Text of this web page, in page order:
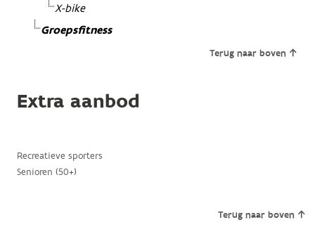
X-bike
Groepsfitness
Terug naar boven
Extra aanbod
Recreatieve sporters
Senioren (50+)
Terug naar boven